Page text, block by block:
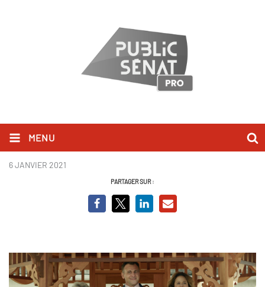
MENU
Guibord s'en va t-en guerre
6 JANVIER 2021
PARTAGER SUR :